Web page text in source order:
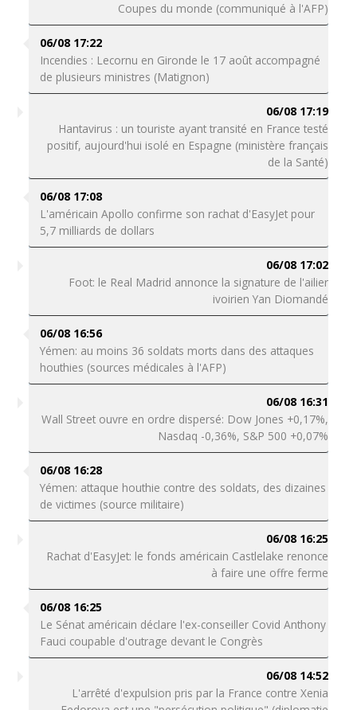
Coupes du monde (communiqué à l'AFP)
06/08 17:22
Incendies : Lecornu en Gironde le 17 août accompagné
de plusieurs ministres (Matignon)
06/08 17:19
Hantavirus : un touriste ayant transité en France testé
positif, aujourd'hui isolé en Espagne (ministère français
de la Santé)
06/08 17:08
L'américain Apollo confirme son rachat d'EasyJet pour
5,7 milliards de dollars
06/08 17:02
Foot: le Real Madrid annonce la signature de l'ailier
ivoirien Yan Diomandé
06/08 16:56
Yémen: au moins 36 soldats morts dans des attaques
houthies (sources médicales à l'AFP)
06/08 16:31
Wall Street ouvre en ordre dispersé: Dow Jones +0,17%,
Nasdaq -0,36%, S&P 500 +0,07%
06/08 16:28
Yémen: attaque houthie contre des soldats, des dizaines
de victimes (source militaire)
06/08 16:25
Rachat d'EasyJet: le fonds américain Castlelake renonce
à faire une offre ferme
06/08 16:25
Le Sénat américain déclare l'ex-conseiller Covid Anthony
Fauci coupable d'outrage devant le Congrès
06/08 14:52
L'arrêté d'expulsion pris par la France contre Xenia